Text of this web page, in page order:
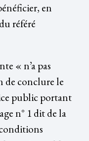
en
référé
« n’a pas
conclure le
public portant
n° 1 dit de la